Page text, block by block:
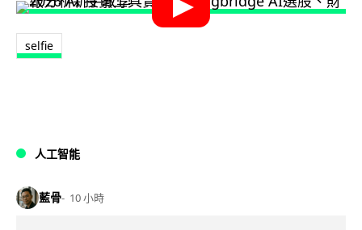
selfie
人工智能
藍骨 10 小時